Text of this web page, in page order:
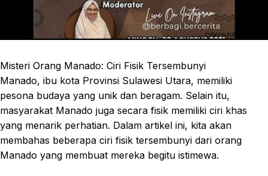
Misteri Orang Manado: Ciri Fisik Tersembunyi
Manado, ibu kota Provinsi Sulawesi Utara, memiliki
pesona budaya yang unik dan beragam. Selain itu,
masyarakat Manado juga secara fisik memiliki ciri khas
yang menarik perhatian. Dalam artikel ini, kita akan
membahas beberapa ciri fisik tersembunyi dari orang
Manado yang membuat mereka begitu istimewa.